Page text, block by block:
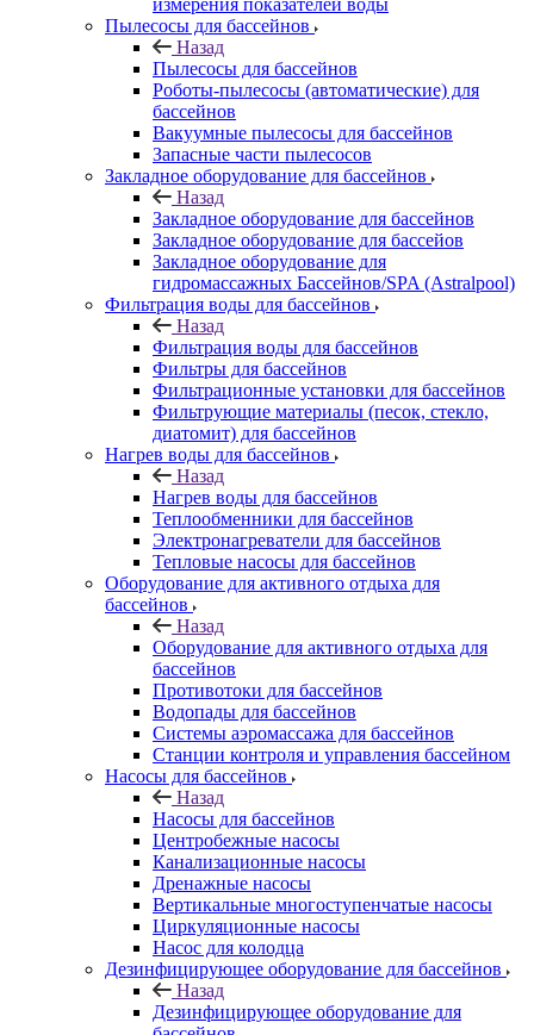
измерения показателей воды
Пылесосы для бассейнов
Назад
Пылесосы для бассейнов
Роботы-пылесосы (автоматические) для
бассейнов
Вакуумные пылесосы для бассейнов
Запасные части пылесосов
Закладное оборудование для бассейнов
Назад
Закладное оборудование для бассейнов
Закладное оборудование для бассейов
Закладное оборудование для
гидромассажных Бассейнов/SPA (Astralpool)
Фильтрация воды для бассейнов
Назад
Фильтрация воды для бассейнов
Фильтры для бассейнов
Фильтрационные установки для бассейнов
Фильтрующие материалы (песок, стекло,
диатомит) для бассейнов
Нагрев воды для бассейнов
Назад
Нагрев воды для бассейнов
Теплообменники для бассейнов
Электронагреватели для бассейнов
Тепловые насосы для бассейнов
Оборудование для активного отдыха для
бассейнов
Назад
Оборудование для активного отдыха для
бассейнов
Противотоки для бассейнов
Водопады для бассейнов
Системы аэромассажа для бассейнов
Станции контроля и управления бассейном
Насосы для бассейнов
Назад
Насосы для бассейнов
Центробежные насосы
Канализационные насосы
Дренажные насосы
Вертикальные многоступенчатые насосы
Циркуляционные насосы
Насос для колодца
Дезинфицирующее оборудование для бассейнов
Назад
Дезинфицирующее оборудование для